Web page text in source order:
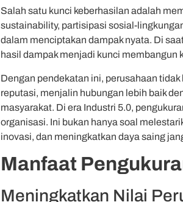
Salah satu kunci keberhasilan adalah
sustainability, partisipasi sosial-
dalam menciptakan dampak nyata. Di
hasil dampak menjadi kunci membangun
Dengan pendekatan ini, perusahaan
reputasi, menjalin hubungan lebih baik
masyarakat. Di era Industri 5.0,
organisasi. Ini bukan hanya soal
inovasi, dan meningkatkan daya saing
Manfaat
Meningkatkan Nilai